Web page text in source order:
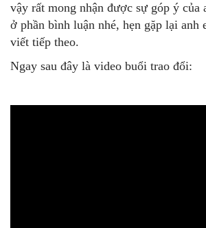
vậy rất mong nhận được sự góp ý của
ở phần bình luận nhé, hẹn gặp lại anh
viết tiếp theo.
Ngay sau đây là video buổi trao đổi: